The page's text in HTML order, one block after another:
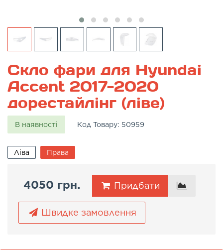
Скло фари для Hyundai
Accent 2017-2020
дорестайлінг (ліве)
В наявності Код Товару: 50959
Ліва Права
4050 грн. Придбати
Швидке замовлення